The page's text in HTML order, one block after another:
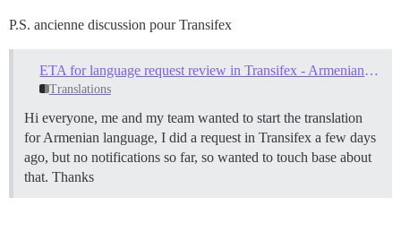
P.S. ancienne discussion pour Transifex
ETA for language request review in Transifex - Armenian language request
Translations
Hi everyone, me and my team wanted to start the translation
for Armenian language, I did a request in Transifex a few days
ago, but no notifications so far, so wanted to touch base about
that. Thanks